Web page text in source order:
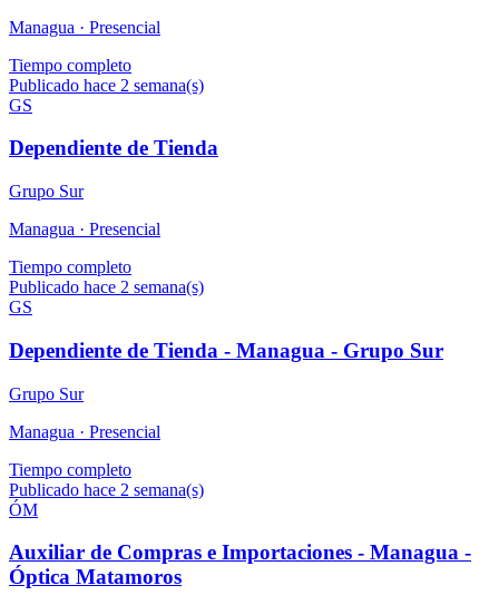
Managua · Presencial
Tiempo completo
Publicado hace 2 semana(s)
GS
Dependiente de Tienda
Grupo Sur
Managua · Presencial
Tiempo completo
Publicado hace 2 semana(s)
GS
Dependiente de Tienda - Managua - Grupo Sur
Grupo Sur
Managua · Presencial
Tiempo completo
Publicado hace 2 semana(s)
ÓM
Auxiliar de Compras e Importaciones - Managua -
Óptica Matamoros